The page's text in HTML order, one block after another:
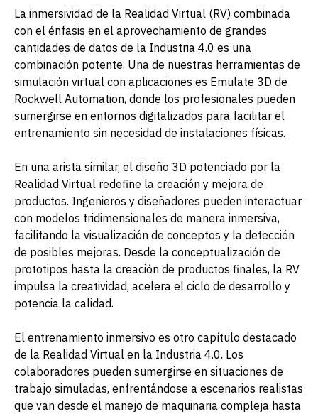
La inmersividad de la Realidad Virtual (RV) combinada
con el énfasis en el aprovechamiento de grandes
cantidades de datos de la Industria 4.0 es una
combinación potente. Una de nuestras herramientas de
simulación virtual con aplicaciones es Emulate 3D de
Rockwell Automation, donde los profesionales pueden
sumergirse en entornos digitalizados para facilitar el
entrenamiento sin necesidad de instalaciones físicas.
En una arista similar, el diseño 3D potenciado por la
Realidad Virtual redefine la creación y mejora de
productos. Ingenieros y diseñadores pueden interactuar
con modelos tridimensionales de manera inmersiva,
facilitando la visualización de conceptos y la detección
de posibles mejoras. Desde la conceptualización de
prototipos hasta la creación de productos finales, la RV
impulsa la creatividad, acelera el ciclo de desarrollo y
potencia la calidad.
El entrenamiento inmersivo es otro capítulo destacado
de la Realidad Virtual en la Industria 4.0. Los
colaboradores pueden sumergirse en situaciones de
trabajo simuladas, enfrentándose a escenarios realistas
que van desde el manejo de maquinaria compleja hasta